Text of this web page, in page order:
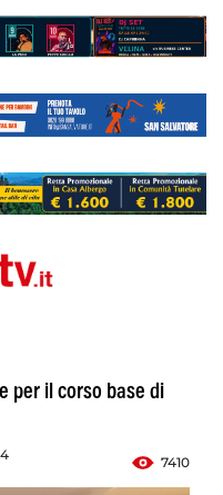
per il corso base di
7410